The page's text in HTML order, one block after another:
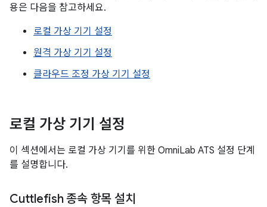
용은 다음을 참고하세요.
로컬 가상 기기 설정
원격 가상 기기 설정
클라우드 조정 가상 기기 설정
로컬 가상 기기 설정
이 섹션에서는 로컬 가상 기기를 위한 OmniLab ATS 설정 단계
를 설명합니다.
Cuttlefish 종속 항목 설치